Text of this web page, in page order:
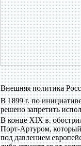
Внешняя политика
В 1899 г. по
решено запретить
В конце XIX в.
Порт-Артуром,
под давлением